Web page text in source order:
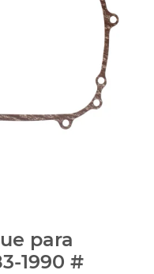
para
1990 #